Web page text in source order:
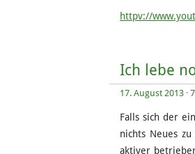
httpv://
Ich lebe
17. August 2013 ·
Falls sich der
nichts Neues
aktiver